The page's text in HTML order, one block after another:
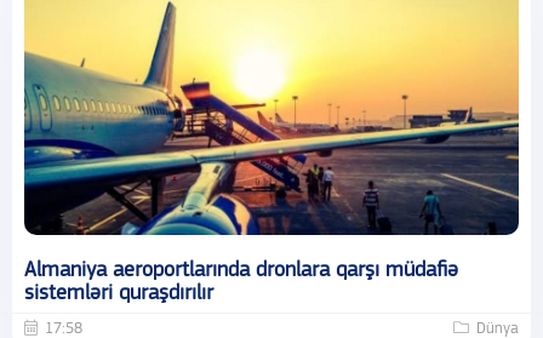
Almaniya aeroportlarında dronlara qarşı müdafiə
sistemləri quraşdırılır
17:58 Dünya